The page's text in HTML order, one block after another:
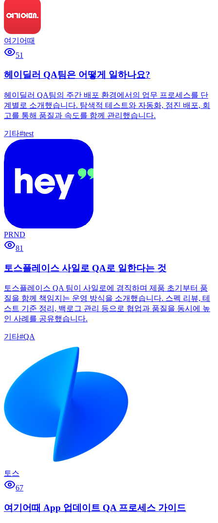
여기어때
51
헤이딜러 QA팀은 어떻게 일하나요?
헤이딜러 QA팀의 주간 배포 환경에서의 업무 프로세스를 단
계별로 소개했습니다. 탐색적 테스트와 자동화, 점진 배포, 회
고를 통해 품질과 속도를 함께 관리했습니다.
기타#test
PRND
81
토스플레이스 사일로 QA로 일한다는 것
토스플레이스 QA 팀이 사일로에 겸직하며 제품 초기부터 품
질을 함께 책임지는 운영 방식을 소개했습니다. 스펙 리뷰, 테
스트 기준 정리, 백로그 관리 등으로 협업과 품질을 동시에 높
인 사례를 공유했습니다.
기타#QA
토스
67
여기어때 App 업데이트 QA 프로세스 가이드